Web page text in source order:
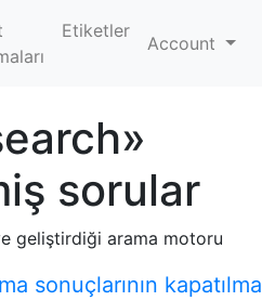
Etiketler
Account
sorular
geliştirdiği arama motoru
sonuçlarının